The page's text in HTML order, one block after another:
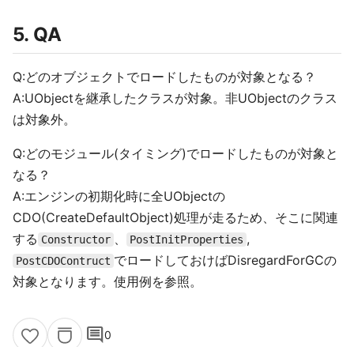
5. QA
Q:どのオブジェクトでロードしたものが対象となる？
A:UObjectを継承したクラスが対象。非UObjectのクラス
は対象外。
Q:どのモジュール(タイミング)でロードしたものが対象と
なる？
A:エンジンの初期化時に全UObjectの
CDO(CreateDefaultObject)処理が走るため、そこに関連
する Constructor PostInitProperties ,
PostCDOContruct でロードしておけばDisregardForGCの
対象となります。使用例を参照。
comment0